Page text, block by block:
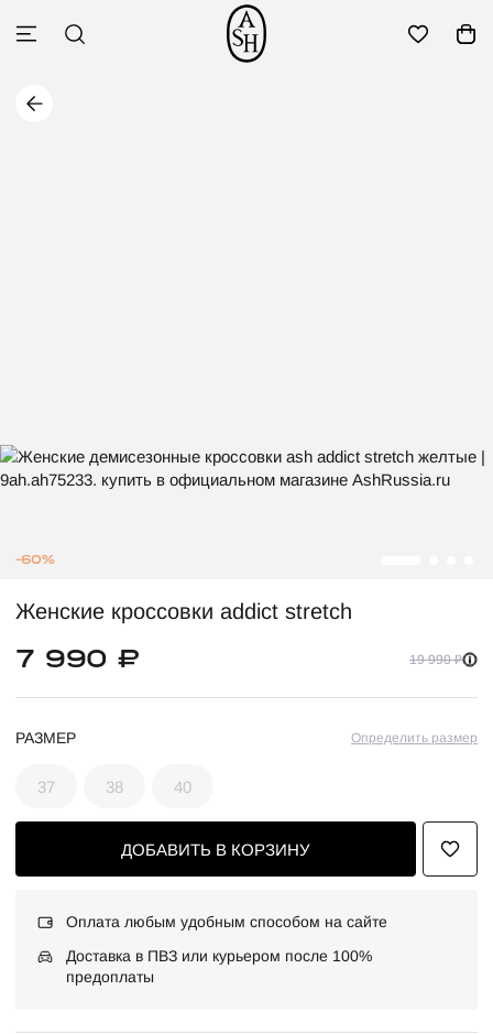
-60%
Женские кроссовки addict stretch
7 990 ₽ 19 990 ₽
РАЗМЕР Определить размер
37 38 40
ДОБАВИТЬ В КОРЗИНУ
Оплата любым удобным способом на сайте
Доставка в ПВЗ или курьером после 100%
предоплаты